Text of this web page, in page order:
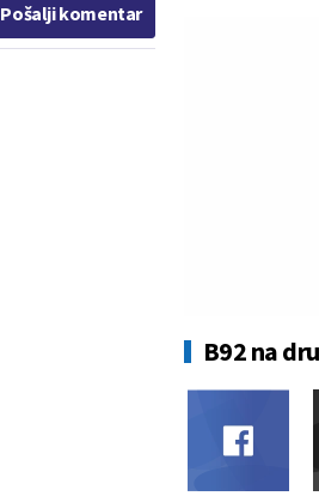
Pošalji komentar
B92 na